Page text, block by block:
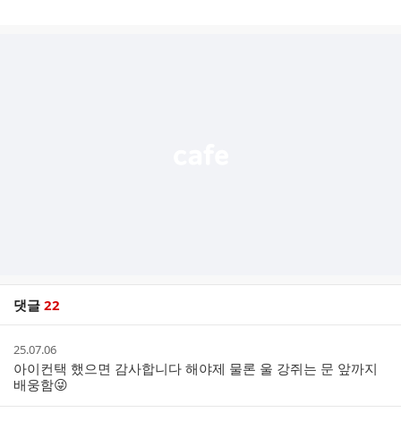
댓글 22
트
작
성
시
간
25.07.06
아이컨택 했으면 감사합니다 해야제 물론 울 강쥐는 문 앞까지
배웅함😜